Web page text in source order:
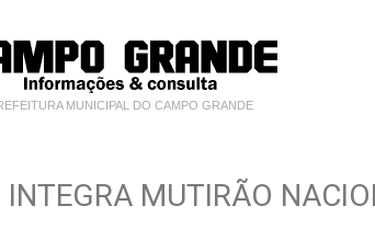
MUNICIPAL DO CAMPO GRANDE
MUTIRÃO